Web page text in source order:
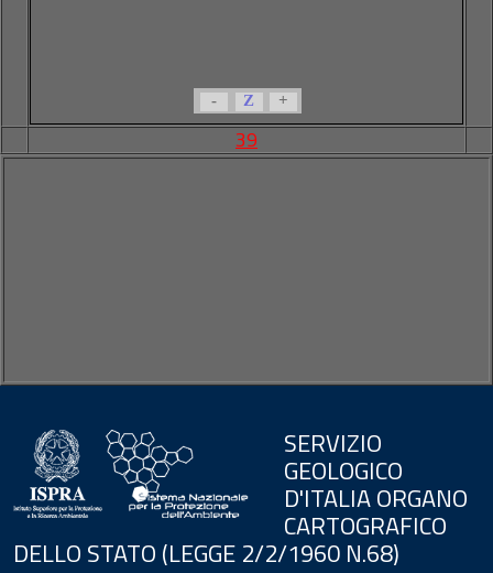
- Z +
39
SERVIZIO
GEOLOGICO
D'ITALIA ORGANO
CARTOGRAFICO
DELLO STATO (LEGGE 2/2/1960 N.68)